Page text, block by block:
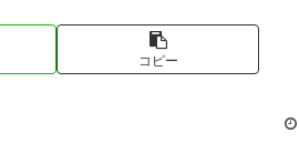
コピー